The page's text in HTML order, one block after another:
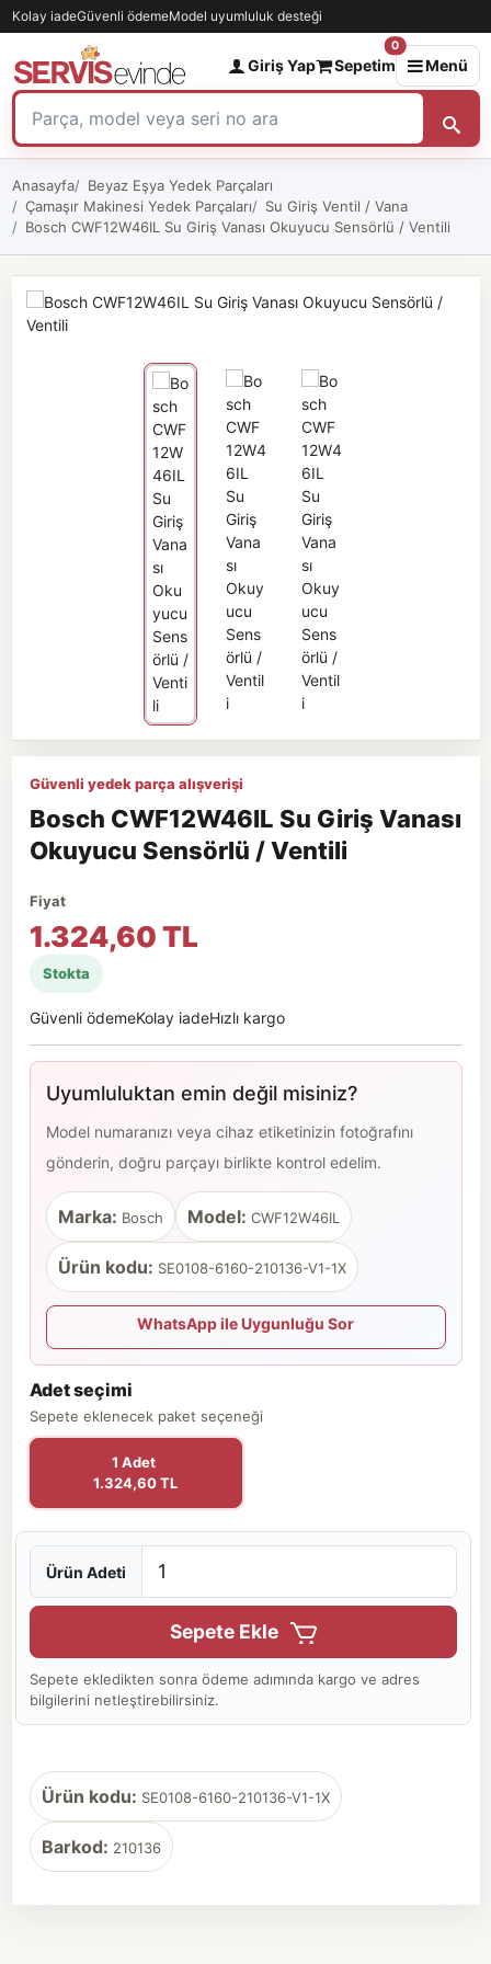
Kolay iadeGüvenli ödemeModel uyumluluk desteği
Giriş Yap Sepetim
0
Menü
Anasayfa
Beyaz Eşya Yedek Parçaları
Çamaşır Makinesi Yedek Parçaları
Su Giriş Ventil / Vana
Bosch CWF12W46IL Su Giriş Vanası Okuyucu Sensörlü / Ventili
Güvenli yedek parça alışverişi
Bosch CWF12W46IL Su Giriş Vanası
Okuyucu Sensörlü / Ventili
Fiyat
1.324,60 TL
Stokta
Güvenli ödemeKolay iadeHızlı kargo
Uyumluluktan emin değil misiniz?
Model numaranızı veya cihaz etiketinizin fotoğrafını
gönderin, doğru parçayı birlikte kontrol edelim.
Marka: Bosch Model: CWF12W46IL
Ürün kodu: SE0108-6160-210136-V1-1X
WhatsApp ile Uygunluğu Sor
Adet seçimi
Sepete eklenecek paket seçeneği
1 Adet
1.324,60 TL
Ürün Adeti
Sepete Ekle
Sepete ekledikten sonra ödeme adımında kargo ve adres
bilgilerini netleştirebilirsiniz.
Ürün kodu: SE0108-6160-210136-V1-1X
Barkod: 210136